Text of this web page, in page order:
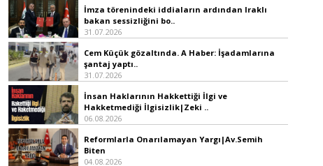
İmza törenindeki iddiaların ardından Iraklı
bakan sessizliğini bo..
31.07.2026
Cem Küçük gözaltında. A Haber: İşadamlarına
şantaj yaptı..
31.07.2026
İnsan Haklarının Hakkettiği İlgi ve
Hakketmediği İlgisizlik|Zeki ..
06.08.2026
Reformlarla Onarılamayan Yargı|Av.Semih
Biten
04.08.2026